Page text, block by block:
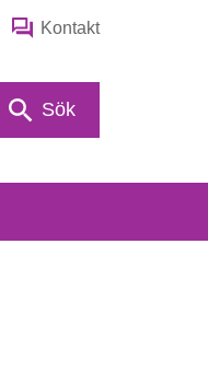
Kontakt
Sök